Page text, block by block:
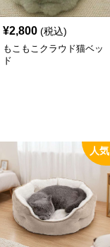
¥2,800 (税込)
もこもこクラウド猫ベッ
ド
人気